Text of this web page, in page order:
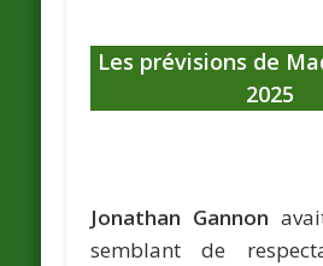
Les prévisions de
2025
Jonathan Gannon
semblant de